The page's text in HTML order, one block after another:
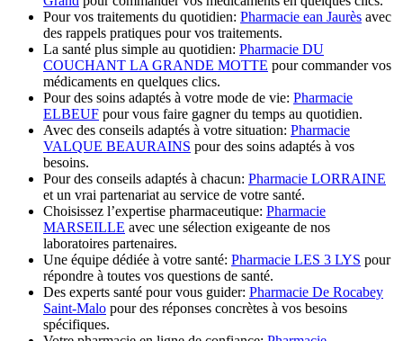
Pour vos traitements du quotidien: Pharmacie ean Jaurès avec
des rappels pratiques pour vos traitements.
La santé plus simple au quotidien: Pharmacie DU
COUCHANT LA GRANDE MOTTE pour commander vos
médicaments en quelques clics.
Pour des soins adaptés à votre mode de vie: Pharmacie
ELBEUF pour vous faire gagner du temps au quotidien.
Avec des conseils adaptés à votre situation: Pharmacie
VALQUE BEAURAINS pour des soins adaptés à vos
besoins.
Pour des conseils adaptés à chacun: Pharmacie LORRAINE
et un vrai partenariat au service de votre santé.
Choisissez l’expertise pharmaceutique: Pharmacie
MARSEILLE avec une sélection exigeante de nos
laboratoires partenaires.
Une équipe dédiée à votre santé: Pharmacie LES 3 LYS pour
répondre à toutes vos questions de santé.
Des experts santé pour vous guider: Pharmacie De Rocabey
Saint-Malo pour des réponses concrètes à vos besoins
spécifiques.